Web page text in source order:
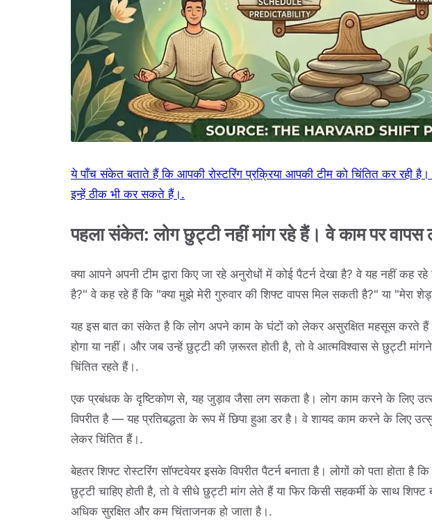
ये पाँच संकेत बताते हैं कि आपकी रोस्टरिंग प्रक्रिया आपकी टीम को चिंतित कर रही
इन्हें ठीक भी कर सकते हैं।.
पहला संकेत: लोग छुट्टी नहीं मांग रहे हैं। वे काम पर वापस
क्या आपने अपनी टीम द्वारा किए जा रहे अनुरोधों में कोई पैटर्न देखा है? वे यह नहीं कह
है?" वे कह रहे हैं कि "क्या मुझे मेरी गुरुवार की शिफ्ट वापस मिल सकती है?" या "मेरा
यह इस बात का संकेत है कि लोग अपने काम के घंटों को लेकर असुरक्षित महसूस करते हैं।
होगा या नहीं। और जब उन्हें छुट्टी की ज़रूरत होती है, तो वे आत्मविश्वास से छुट्टी
चिंतित रहते हैं।.
एक प्रबंधक के दृष्टिकोण से, यह जुड़ाव जैसा लग सकता है। लोग काम करने के लिए
विपरीत है — यह प्रतिबद्धता के रूप में छिपा हुआ डर है। वे शायद काम करने के लिए
लेकर चिंतित हैं।.
बेहतर शिफ्ट रोस्टरिंग सॉफ्टवेयर इसके विपरीत पैटर्न बनाता है। लोगों को पता होता
छुट्टी चाहिए होती है, तो वे सीधे छुट्टी मांग लेते हैं या फिर किसी सहकर्मी के साथ
अधिक सुरक्षित और कम चिंताजनक हो जाता है।.